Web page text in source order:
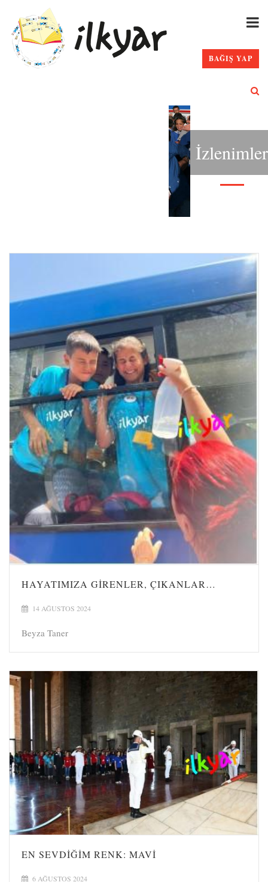
BAĞIŞ YAP
İzlenimler
HAYATIMIZA GIRENLER, ÇIKANLAR…
14 AĞUSTOS 2024
Beyza Taner
EN SEVDIĞIM RENK: MAVI
6 AĞUSTOS 2024